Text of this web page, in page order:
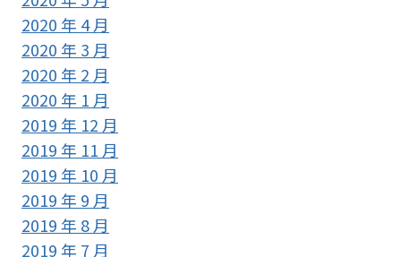
2020 年 4 月
2020 年 3 月
2020 年 2 月
2020 年 1 月
2019 年 12 月
2019 年 11 月
2019 年 10 月
2019 年 9 月
2019 年 8 月
2019 年 7 月